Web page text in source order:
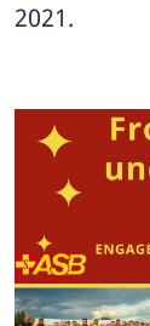
2021.